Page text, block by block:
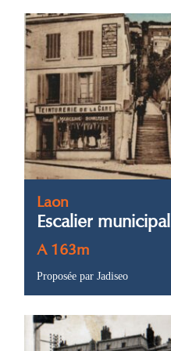
Laon
Escalier municipal
A 163m
Proposée par Jadiseo